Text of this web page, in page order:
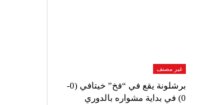
غير مصنف
برشلونة يقع في “فخ” خيتافي (0-
0) في بداية مشواره بالدوري